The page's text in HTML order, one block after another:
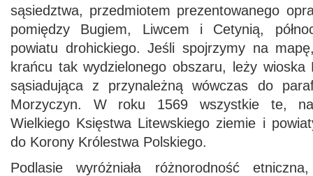
sąsiedztwa, przedmiotem prezentowanego
pomiędzy Bugiem, Liwcem i Cetynią,
powiatu drohickiego. Jeśli spojrzymy na
krańcu tak wydzielonego obszaru, leży wioska
sąsiadująca z przynależną wówczas do
Morzyczyn. W roku 1569 wszystkie te,
Wielkiego Księstwa Litewskiego ziemie i
do Korony Królestwa Polskiego.
Podlasie wyróżniała różnorodność